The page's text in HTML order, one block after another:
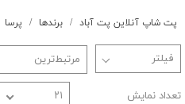
پت شاپ آنلاین پت آباد برندها پرسا
مرتبط‌ترین
تعداد نمایش ۲۱